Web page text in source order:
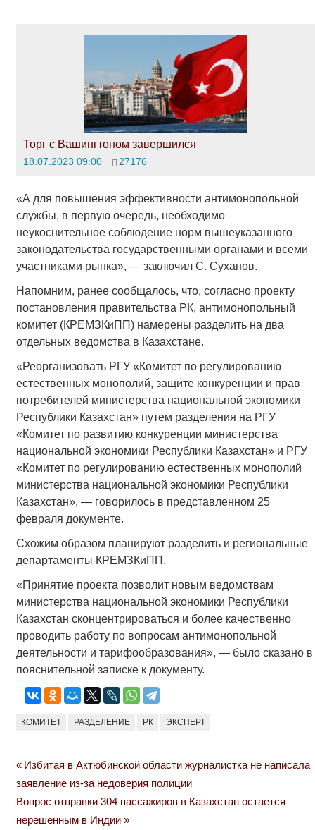
Торг с Вашингтоном завершился
18.07.2023 09:00 27176
«А для повышения эффективности антимонопольной
службы, в первую очередь, необходимо
неукоснительное соблюдение норм вышеуказанного
законодательства государственными органами и всеми
участниками рынка», — заключил С. Суханов.
Напомним, ранее сообщалось, что, согласно проекту
постановления правительства РК, антимонопольный
комитет (КРЕМЗКиПП) намерены разделить на два
отдельных ведомства в Казахстане.
«Реорганизовать РГУ «Комитет по регулированию
естественных монополий, защите конкуренции и прав
потребителей министерства национальной экономики
Республики Казахстан» путем разделения на РГУ
«Комитет по развитию конкуренции министерства
национальной экономики Республики Казахстан» и РГУ
«Комитет по регулированию естественных монополий
министерства национальной экономики Республики
Казахстан», — говорилось в представленном 25
февраля документе.
Схожим образом планируют разделить и региональные
департаменты КРЕМЗКиПП.
«Принятие проекта позволит новым ведомствам
министерства национальной экономики Республики
Казахстан сконцентрироваться и более качественно
проводить работу по вопросам антимонопольной
деятельности и тарифообразования», — было сказано в
пояснительной записке к документу.
КОМИТЕТ РАЗДЕЛЕНИЕ РК ЭКСПЕРТ
Навигация
по
записям
Previous
Post:
Избитая в Актюбинской области журналистка не написала
заявление из-за недоверия полиции
Next
Post:
Вопрос отправки 304 пассажиров в Казахстан остается
нерешенным в Индии